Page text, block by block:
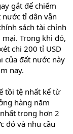
gắt để chiếm
tỉ dân vẫn
sách tài chính
Trong khi đó,
chi 200 tỉ USD
của đất nước này
nay.
tồi tệ nhất kể từ
hàng năm
trong hơn 2
đó và nhu cầu